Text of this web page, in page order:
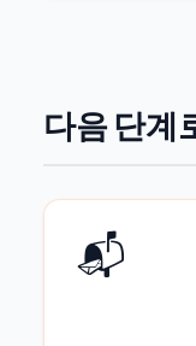
다음 단계
📬